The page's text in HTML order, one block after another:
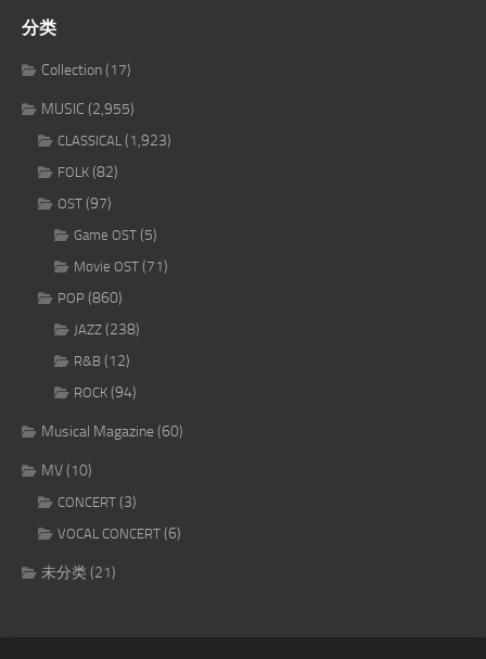
分类
Collection(17)
MUSIC (2,955)
CLASSICAL (1,923)
FOLK (82)
OST (97)
Game OST (5)
Movie OST (71)
POP (860)
JAZZ (238)
R&B (12)
ROCK (94)
Musical Magazine(60)
MV(10)
CONCERT (3)
VOCAL CONCERT (6)
未分类(21)